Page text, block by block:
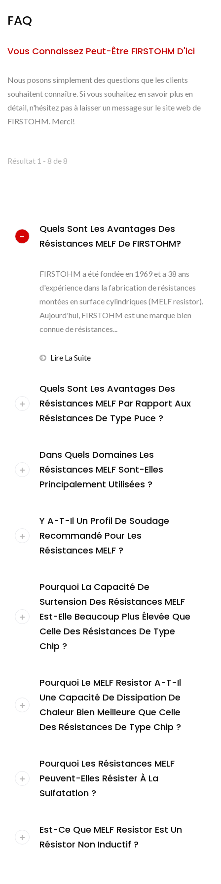
FAQ
Vous Connaissez Peut-Être FIRSTOHM D'ici
Nous posons simplement des questions que les clients
souhaitent connaître. Si vous souhaitez en savoir plus en
détail, n'hésitez pas à laisser un message sur le site web de
FIRSTOHM. Merci!
Résultat 1 - 8 de 8
Quels Sont Les Avantages Des
Résistances MELF De FIRSTOHM?
FIRSTOHM a été fondée en 1969 et a 38 ans
d'expérience dans la fabrication de résistances
montées en surface cylindriques (MELF resistor).
Aujourd'hui, FIRSTOHM est une marque bien
connue de résistances...
Lire La Suite
Quels Sont Les Avantages Des
Résistances MELF Par Rapport Aux
Résistances De Type Puce ?
Dans Quels Domaines Les
Résistances MELF Sont-Elles
Principalement Utilisées ?
Y A-T-Il Un Profil De Soudage
Recommandé Pour Les
Résistances MELF ?
Pourquoi La Capacité De
Surtension Des Résistances MELF
Est-Elle Beaucoup Plus Élevée Que
Celle Des Résistances De Type
Chip ?
Pourquoi Le MELF Resistor A-T-Il
Une Capacité De Dissipation De
Chaleur Bien Meilleure Que Celle
Des Résistances De Type Chip ?
Pourquoi Les Résistances MELF
Peuvent-Elles Résister À La
Sulfatation ?
Est-Ce Que MELF Resistor Est Un
Résistor Non Inductif ?